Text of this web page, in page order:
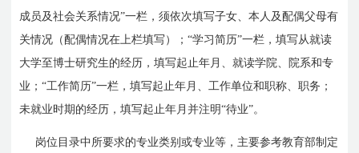
成员及社会关系情况”一栏，须依次填写子女、本人及配偶父母有
关情况（配偶情况在上栏填写）；“学习简历”一栏，填写从就读
大学至博士研究生的经历，填写起止年月、就读学院、院系和专
业；“工作简历”一栏，填写起止年月、工作单位和职称、职务；
未就业时期的经历，填写起止年月并注明“待业”。
岗位目录中所要求的专业类别或专业等，主要参考教育部制定